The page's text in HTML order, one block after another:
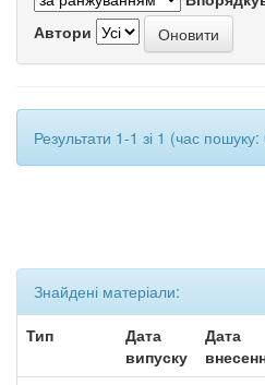
Автори
Результати 1-1 зі 1 (час
Знайдені матеріали:
Тип
Дата
випуску
Дата